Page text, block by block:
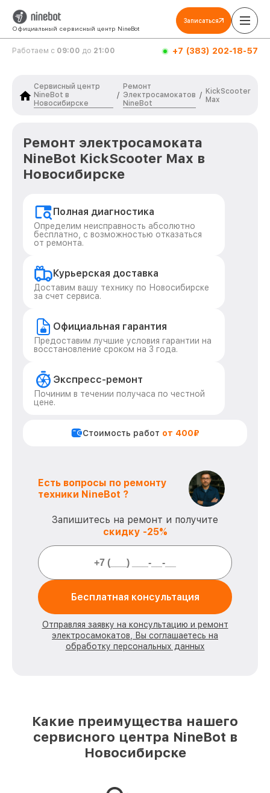
Официальный сервисный центр NineBot
Записаться
Работаем с 09:00 до 21:00 +7 (383) 202-18-57
Сервисный центр
NineBot в
Новосибирске
/
Ремонт
Электросамокатов
NineBot
/ KickScooter
Max
Ремонт электросамоката
NineBot KickScooter Max в
Новосибирске
Полная диагностика
Определим неисправность абсолютно
бесплатно, с возможностью отказаться
от ремонта.
Курьерская доставка
Доставим вашу технику по Новосибирске
за счет сервиса.
Официальная гарантия
Предоставим лучшие условия гарантии на
восстановление сроком на 3 года.
Экспресс-ремонт
Починим в течении получаса по честной
цене.
Стоимость работ от 400₽
Есть вопросы по ремонту
техники NineBot ?
Запишитесь на ремонт и получите
скидку -25%
Бесплатная консультация
Отправляя заявку на консультацию и ремонт
электросамокатов, Вы соглашаетесь на
обработку персональных данных
Какие преимущества нашего
сервисного центра NineBot в
Новосибирске